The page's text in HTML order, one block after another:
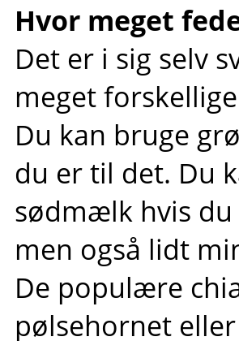
Hvor meget
Det er i sig selv
meget
Du kan bruge
du er til det. Du
sødmælk hvis
men også lidt
De populære
pølsehornet